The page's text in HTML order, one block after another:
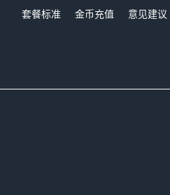
套餐标准
金币充值 意见建议